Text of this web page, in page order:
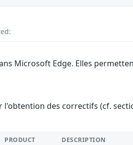
Microsoft Edge. Elles
des correctifs (cf.
PRODUCT DESCRIPTION